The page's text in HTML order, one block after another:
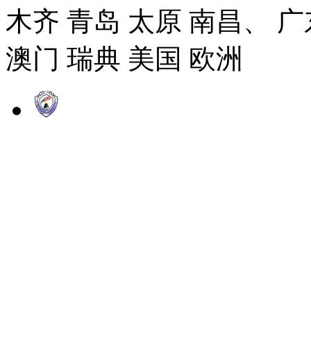
木齐 青岛 太原 南昌、
澳门 瑞典 美国 欧洲